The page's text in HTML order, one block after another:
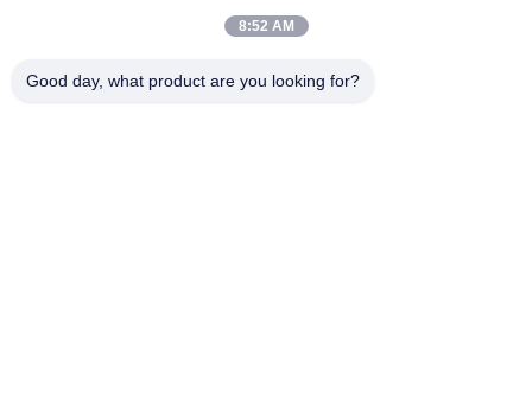
फैक्टरी यात्रा
8:52 AM
Good day, what product are you looking for?